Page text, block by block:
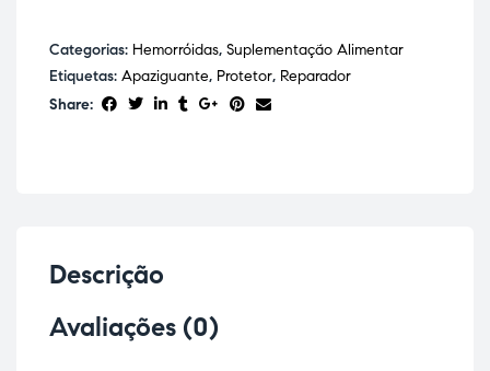
Categorias: Hemorróidas, Suplementação Alimentar
Etiquetas: Apaziguante, Protetor, Reparador
Share:
Descrição
Avaliações (0)